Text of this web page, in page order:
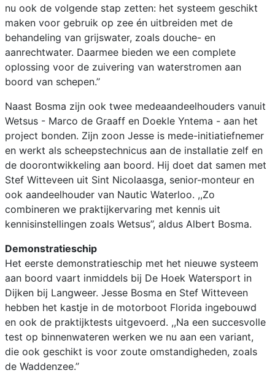
nu ook de volgende stap zetten: het systeem geschikt
maken voor gebruik op zee én uitbreiden met de
behandeling van grijswater, zoals douche- en
aanrechtwater. Daarmee bieden we een complete
oplossing voor de zuivering van waterstromen aan
boord van schepen.’’
Naast Bosma zijn ook twee medeaandeelhouders vanuit
Wetsus - Marco de Graaff en Doekle Yntema - aan het
project bonden. Zijn zoon Jesse is mede-initiatiefnemer
en werkt als scheepstechnicus aan de installatie zelf en
de doorontwikkeling aan boord. Hij doet dat samen met
Stef Witteveen uit Sint Nicolaasga, senior-monteur en
ook aandeelhouder van Nautic Waterloo. ,,Zo
combineren we praktijkervaring met kennis uit
kennisinstellingen zoals Wetsus’’, aldus Albert Bosma.
Demonstratieschip
Het eerste demonstratieschip met het nieuwe systeem
aan boord vaart inmiddels bij De Hoek Watersport in
Dijken bij Langweer. Jesse Bosma en Stef Witteveen
hebben het kastje in de motorboot Florida ingebouwd
en ook de praktijktests uitgevoerd. ,,Na een succesvolle
test op binnenwateren werken we nu aan een variant,
die ook geschikt is voor zoute omstandigheden, zoals
de Waddenzee.’’